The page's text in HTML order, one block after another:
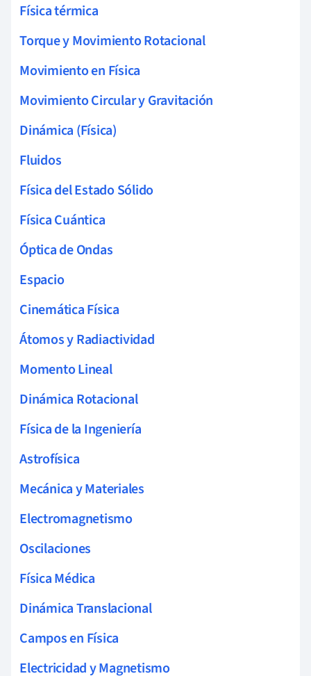
Física térmica
Torque y Movimiento Rotacional
Movimiento en Física
Movimiento Circular y Gravitación
Dinámica (Física)
Fluidos
Física del Estado Sólido
Física Cuántica
Óptica de Ondas
Espacio
Cinemática Física
Átomos y Radiactividad
Momento Lineal
Dinámica Rotacional
Física de la Ingeniería
Astrofísica
Mecánica y Materiales
Electromagnetismo
Oscilaciones
Física Médica
Dinámica Translacional
Campos en Física
Electricidad y Magnetismo